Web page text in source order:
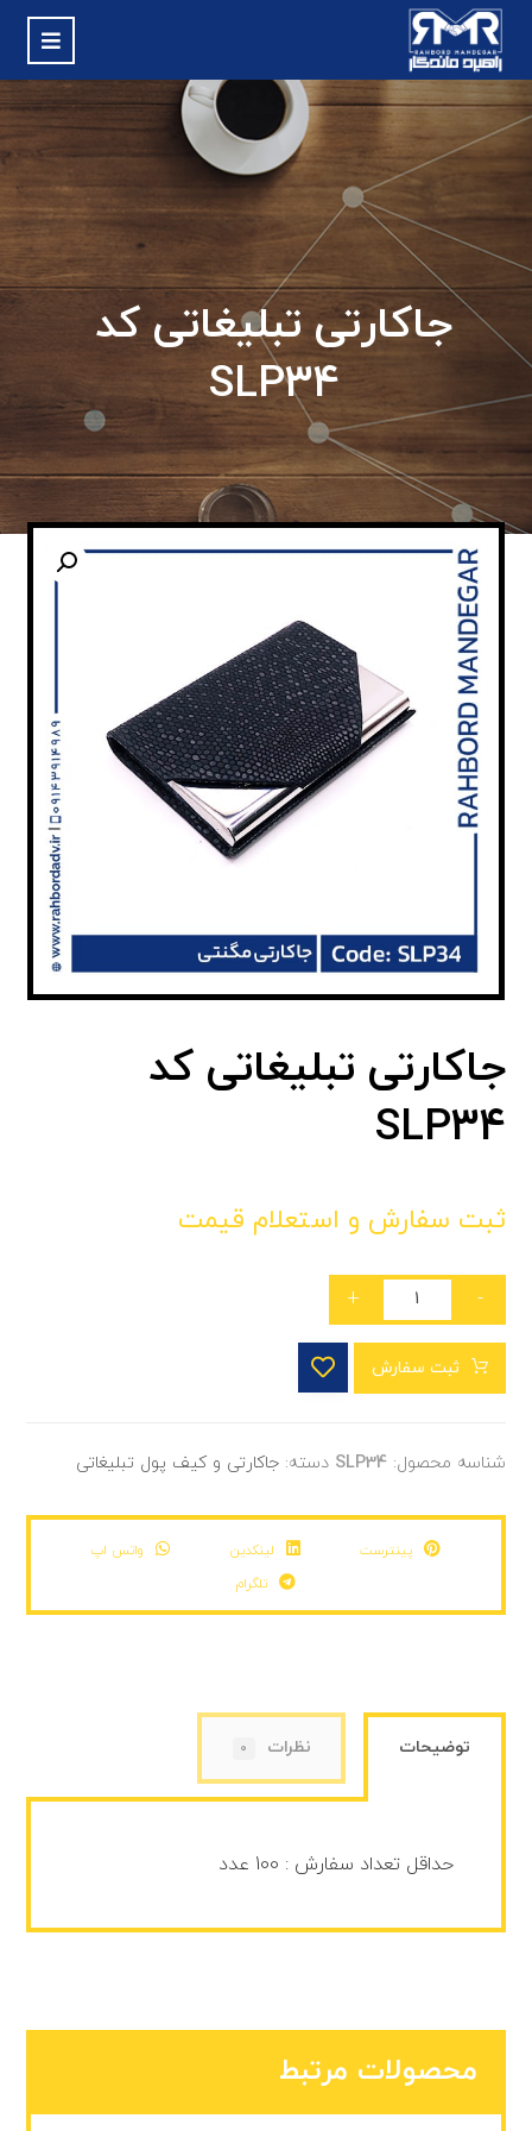
جاکارتی تبلیغاتی کد
SLP34
جاکارتی تبلیغاتی کد
SLP34
ثبت سفارش و استعلام قیمت
-
+
ثبت سفارش
شناسه محصول:SLP34 دسته:جاکارتی و کیف پول تبلیغاتی
پینترست لینکدین
واتس اپ
تلگرام
توضیحات نظرات 0
حداقل تعداد سفارش : 100 عدد
محصولات مرتبط